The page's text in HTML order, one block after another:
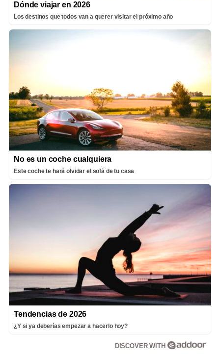
Dónde viajar en 2026
Los destinos que todos van a querer visitar el próximo año
No es un coche cualquiera
Este coche te hará olvidar el sofá de tu casa
Tendencias de 2026
¿Y si ya deberías empezar a hacerlo hoy?
DISCOVER WITH